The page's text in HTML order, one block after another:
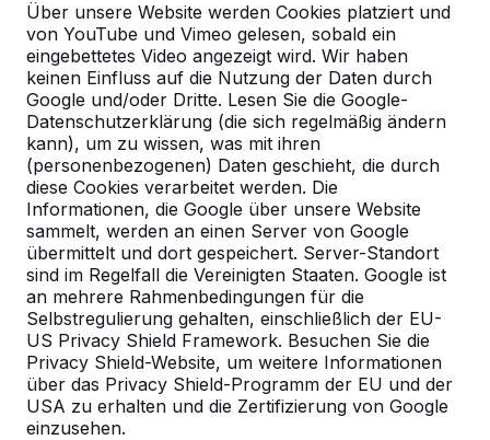
Über unsere Website werden Cookies platziert und
von YouTube und Vimeo gelesen, sobald ein
eingebettetes Video angezeigt wird. Wir haben
keinen Einfluss auf die Nutzung der Daten durch
Google und/oder Dritte. Lesen Sie die Google-
Datenschutzerklärung (die sich regelmäßig ändern
kann), um zu wissen, was mit ihren
(personenbezogenen) Daten geschieht, die durch
diese Cookies verarbeitet werden. Die
Informationen, die Google über unsere Website
sammelt, werden an einen Server von Google
übermittelt und dort gespeichert. Server-Standort
sind im Regelfall die Vereinigten Staaten. Google ist
an mehrere Rahmenbedingungen für die
Selbstregulierung gehalten, einschließlich der EU-
US Privacy Shield Framework. Besuchen Sie die
Privacy Shield-Website, um weitere Informationen
über das Privacy Shield-Programm der EU und der
USA zu erhalten und die Zertifizierung von Google
einzusehen.
23-06-2026
10
dieses war die erste Bestellung. Es war alles
durchweg positiv
Gabi Baxpehler
10-06-2026
10
Die Tischgruppen stehen seit drei Tagen und
sie werden von den Kindern sehr gut
angenommen. Wir sind sehr zufrieden mit der
Entscheidung für die Picknicksets.
Grundschule Friedrichsthal
03-06-2026
Referenzen
Unsere Produkte finden Sie in ganz Europa
und darüber hinaus. Sehen Sie hier, wo Sie
ein HeBlad-Produkt in Ihrer Nähe finden.